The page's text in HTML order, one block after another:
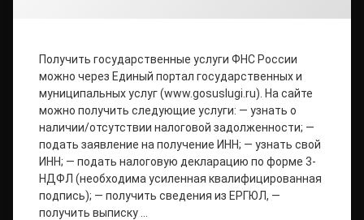
Получить государственные услуги ФНС России
можно через Единый портал государственных и
муниципальных услуг (www.gosuslugi.ru). На сайте
можно получить следующие услуги: — узнать о
наличии/отсутствии налоговой задолженности; —
подать заявление на получение ИНН; — узнать свой
ИНН; — подать налоговую декларацию по форме 3-
НДФЛ (необходима усиленная квалифицированная
подпись); — получить сведения из ЕРГЮЛ, —
получить выписку …